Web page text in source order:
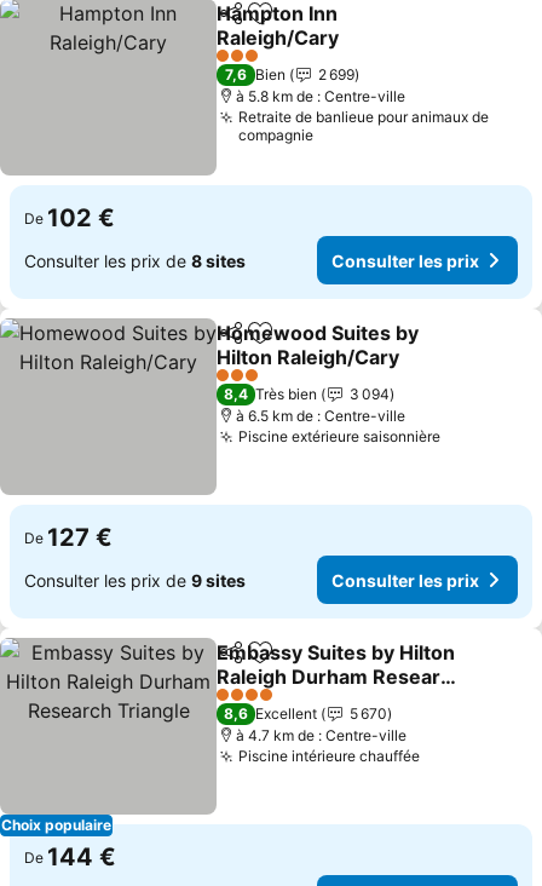
PartagerAjouter à mes favoris
Hampton Inn
Raleigh/Cary
Consulter les prix
3 Étoiles
7,6 Bien
2 699
à 5.8 km de : Centre-ville
Retraite de banlieue pour animaux de
compagnie
De 102 €
Consulter les prix de 8 sites Consulter les prix
PartagerAjouter à mes favoris
Homewood Suites by
Hilton Raleigh/Cary
Consulter les prix
3 Étoiles
8,4 Très bien
3 094
à 6.5 km de : Centre-ville
Piscine extérieure saisonnièreConsulter
De 127 €
Consulter les prix de 9 sites Consulter les prix
Choix populaire
PartagerAjouter à mes favoris
Embassy Suites by Hilton
Raleigh Durham Research
Triangle
Consulter les prix
4 Étoiles
8,6 Excellent
5 670
à 4.7 km de : Centre-ville
Piscine intérieure chaufféeConsulter
De 144 €